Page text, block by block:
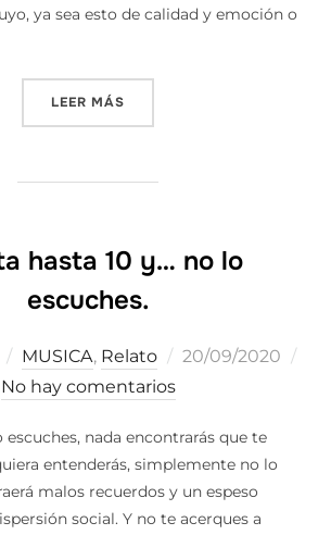
ya sea esto de calidad y emoción o
LEER MÁS
hasta 10 y… no lo
escuches.
MUSICA, Relato
Publicado
20/09/2020
No hay comentarios
escuches, nada encontrarás que te
entenderás, simplemente no lo
malos recuerdos y un espeso
social. Y no te acerques a